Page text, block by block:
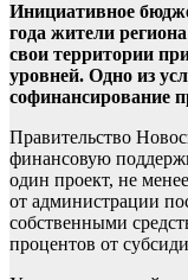
Инициативное
года жители
свои территории
уровней. Одно из
софинансирование
Правительство
финансовую
один проект, не
от администрации
собственными
процентов от